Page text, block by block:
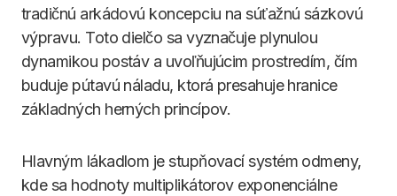
tradičnú arkádovú koncepciu na súťažnú sázkovú
výpravu. Toto dielčo sa vyznačuje plynulou
dynamikou postáv a uvoľňujúcim prostredím, čím
buduje pútavú náladu, ktorá presahuje hranice
základných herných princípov.
Hlavným lákadlom je stupňovací systém odmeny,
kde sa hodnoty multiplikátorov exponenciálne